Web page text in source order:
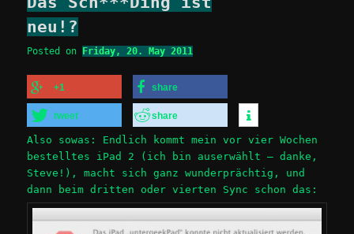
neu!?
Posted on Friday, 20. May 2011
+1 share
tweet share
Also sowas: Endlich kommt mein vor vier Wochen
bestelltes iPad 2 (ich bin auserwählt – danke,
Steve!), macht sich ganz wunderprächtig, und
dann beim dritten oder vierten Sync schon das: